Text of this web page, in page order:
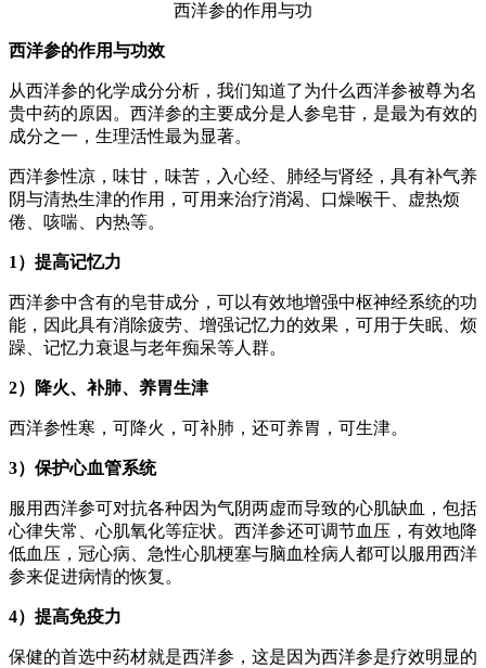
西洋参的作用与功
西洋参的作用与功效
从西洋参的化学成分分析，我们知道了为什么西洋参被尊为名
贵中药的原因。西洋参的主要成分是人参皂苷，是最为有效的
成分之一，生理活性最为显著。
西洋参性凉，味甘，味苦，入心经、肺经与肾经，具有补气养
阴与清热生津的作用，可用来治疗消渴、口燥喉干、虚热烦
倦、咳喘、内热等。
1）提高记忆力
西洋参中含有的皂苷成分，可以有效地增强中枢神经系统的功
能，因此具有消除疲劳、增强记忆力的效果，可用于失眠、烦
躁、记忆力衰退与老年痴呆等人群。
2）降火、补肺、养胃生津
西洋参性寒，可降火，可补肺，还可养胃，可生津。
3）保护心血管系统
服用西洋参可对抗各种因为气阴两虚而导致的心肌缺血，包括
心律失常、心肌氧化等症状。西洋参还可调节血压，有效地降
低血压，冠心病、急性心肌梗塞与脑血栓病人都可以服用西洋
参来促进病情的恢复。
4）提高免疫力
保健的首选中药材就是西洋参，这是因为西洋参是疗效明显的